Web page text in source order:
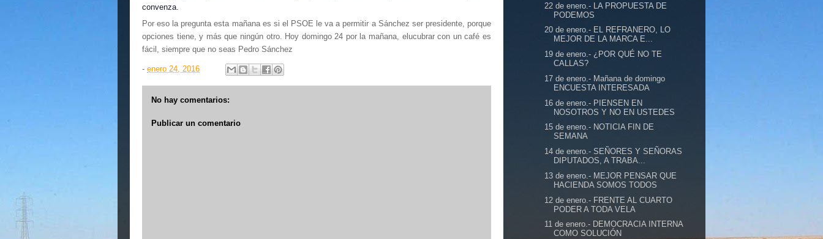
convenza.
Por eso la pregunta esta mañana es si el PSOE le va a permitir a Sánchez ser presidente, porque
opciones tiene, y más que ningún otro. Hoy domingo 24 por la mañana, elucubrar con un café es
fácil, siempre que no seas Pedro Sánchez
- enero 24, 2016
No hay comentarios:
Publicar un comentario
22 de enero.- LA PROPUESTA DE
PODEMOS
20 de enero.- EL REFRANERO, LO
MEJOR DE LA MARCA E...
19 de enero.- ¿POR QUÉ NO TE
CALLAS?
17 de enero.- Mañana de domingo
ENCUESTA INTERESADA
16 de enero.- PIENSEN EN
NOSOTROS Y NO EN USTEDES
15 de enero.- NOTICIA FIN DE
SEMANA
14 de enero.- SEÑORES Y SEÑORAS
DIPUTADOS, A TRABA...
13 de enero.- MEJOR PENSAR QUE
HACIENDA SOMOS TODOS
12 de enero.- FRENTE AL CUARTO
PODER A TODA VELA
11 de enero.- DEMOCRACIA INTERNA
COMO SOLUCIÓN